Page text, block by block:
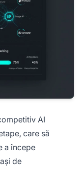
AI
care să
a începe
de